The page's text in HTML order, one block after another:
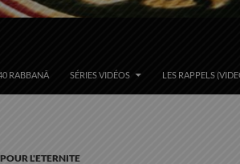
RABBANÂ SÉRIES VIDÉOS LES RAPPELS
L'ETERNITE